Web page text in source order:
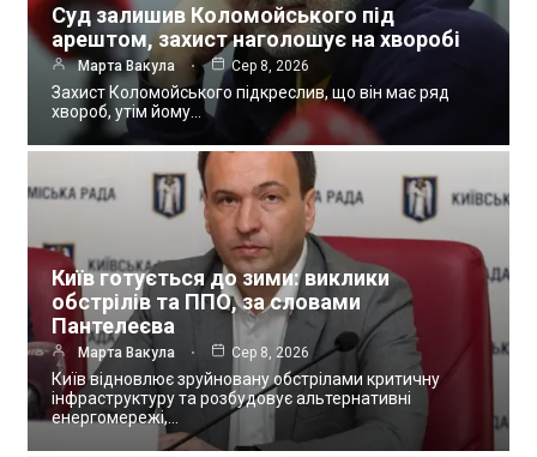
Суд залишив Коломойського під
арештом, захист наголошує на хворобі
Марта Вакула Сер 8, 2026
Захист Коломойського підкреслив, що він має ряд
хвороб, утім йому…
Київ готується до зими: виклики
обстрілів та ППО, за словами
Пантелеєва
Марта Вакула Сер 8, 2026
Київ відновлює зруйновану обстрілами критичну
інфраструктуру та розбудовує альтернативні
енергомережі,…